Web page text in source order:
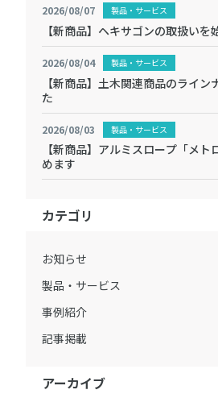
2026/08/07 製品・サービス
【新商品】ヘキサゴンの取扱いを
2026/08/04 製品・サービス
【新商品】土木関連商品のライン
た
2026/08/03 製品・サービス
【新商品】アルミスロープ「メ
めます
カテゴリ
お知らせ
製品・サービス
事例紹介
記事掲載
アーカイブ